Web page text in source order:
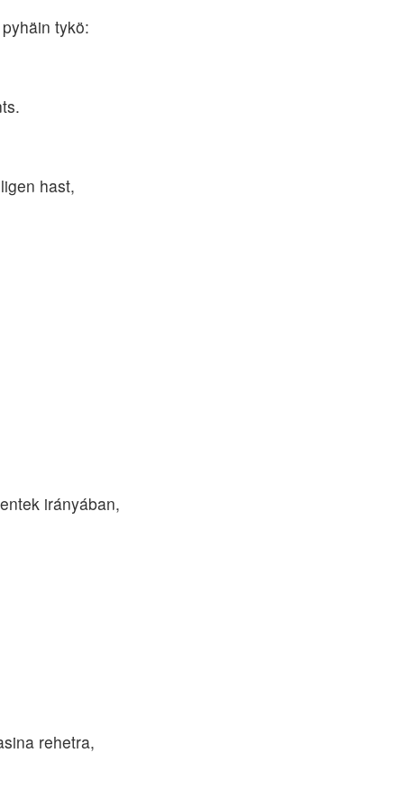
tykö:
hast,
irányában,
rehetra,